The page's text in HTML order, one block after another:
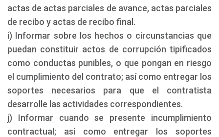
actas de actas parciales de avance, actas parciales
de recibo y actas de recibo final.
i) Informar sobre los hechos o circunstancias que
puedan constituir actos de corrupción tipificados
como conductas punibles, o que pongan en riesgo
el cumplimiento del contrato; así como entregar los
soportes necesarios para que el contratista
desarrolle las actividades correspondientes.
j) Informar cuando se presente incumplimiento
contractual; así como entregar los soportes